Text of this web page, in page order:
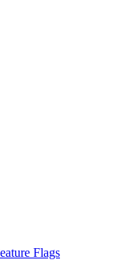
Flags